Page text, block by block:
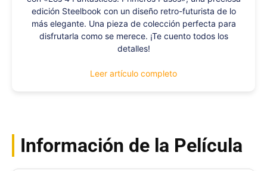
edición Steelbook con un diseño retro-futurista de lo
más elegante. Una pieza de colección perfecta para
disfrutarla como se merece. ¡Te cuento todos los
detalles!
Leer artículo completo
Información de la Película